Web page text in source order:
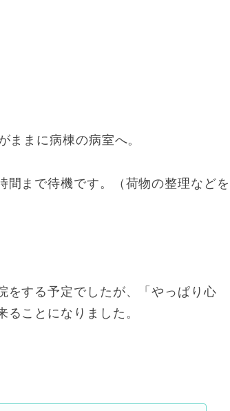
ままに病棟の病室へ。
間まで待機です。（荷物の整理などを
をする予定でしたが、「やっぱり心
ことになりました。